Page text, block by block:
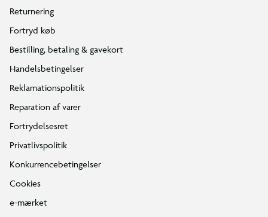
Returnering
Fortryd køb
Bestilling, betaling & gavekort
Handelsbetingelser
Reklamationspolitik
Reparation af varer
Fortrydelsesret
Privatlivspolitik
Konkurrencebetingelser
Cookies
e-mærket